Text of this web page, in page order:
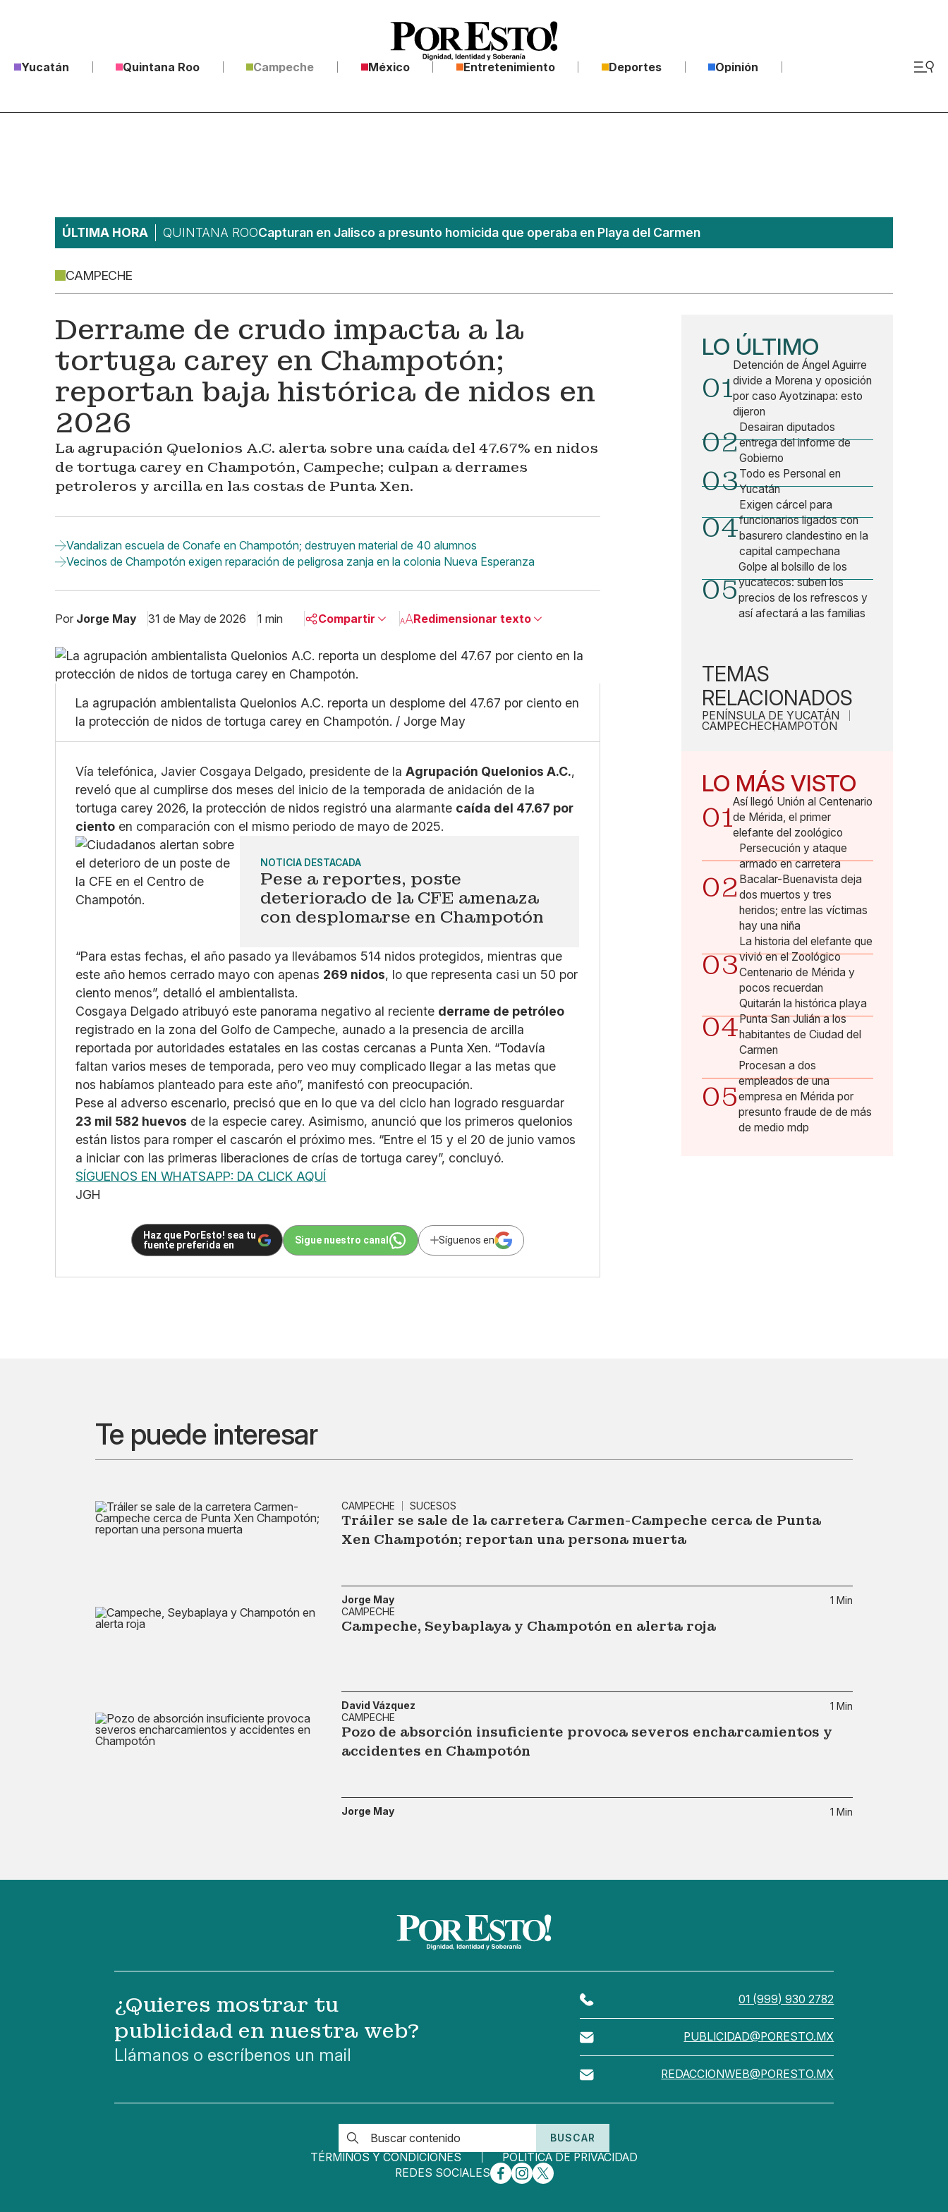
Yucatán Quintana Roo Campeche México Entretenimiento Deportes Opinión
ÚLTIMA HORA QUINTANA ROOCapturan en Jalisco a presunto homicida que operaba en Playa del Carmen
CAMPECHE
Derrame de crudo impacta a la
tortuga carey en Champotón;
reportan baja histórica de nidos en
2026
La agrupación Quelonios A.C. alerta sobre una caída del 47.67% en nidos
de tortuga carey en Champotón, Campeche; culpan a derrames
petroleros y arcilla en las costas de Punta Xen.
Vandalizan escuela de Conafe en Champotón; destruyen material de 40 alumnos
Vecinos de Champotón exigen reparación de peligrosa zanja en la colonia Nueva Esperanza
Por Jorge May 31 de May de 2026 1 min Compartir
Linkedin
Facebook
Whatsapp
Copiar enlace
Redimensionar texto
Pequeño
La agrupación ambientalista Quelonios A.C. reporta un desplome del 47.67 por ciento en
la protección de nidos de tortuga carey en Champotón. / Jorge May
Vía telefónica, Javier Cosgaya Delgado, presidente de laAgrupación Quelonios A.C.,
reveló que al cumplirse dos meses del inicio de la temporada de anidación de la
tortuga carey 2026, la protección de nidos registró una alarmante caída del 47.67 por
ciento en comparación con el mismo periodo de mayo de 2025.
NOTICIA DESTACADA
Pese a reportes, poste
deteriorado de la CFE amenaza
con desplomarse en Champotón
“Para estas fechas, el año pasado ya llevábamos 514 nidos protegidos, mientras que
este año hemos cerrado mayo con apenas 269 nidos, lo que representa casi un 50 por
ciento menos”, detalló el ambientalista.
Cosgaya Delgado atribuyó este panorama negativo al reciente derrame de petróleo
registrado en la zona del Golfo de Campeche, aunado a la presencia de arcilla
reportada por autoridades estatales en las costas cercanas a Punta Xen. “Todavía
faltan varios meses de temporada, pero veo muy complicado llegar a las metas que
nos habíamos planteado para este año”, manifestó con preocupación.
Pese al adverso escenario, precisó que en lo que va del ciclo han logrado resguardar
23 mil 582 huevos de la especie carey. Asimismo, anunció que los primeros quelonios
están listos para romper el cascarón el próximo mes. “Entre el 15 y el 20 de junio vamos
a iniciar con las primeras liberaciones de crías de tortuga carey”, concluyó.
SÍGUENOS EN WHATSAPP: DA CLICK AQUÍ
JGH
Haz que PorEsto! sea tu
fuente preferida en
Sigue nuestro canal Síguenos en
LO ÚLTIMO
01
Detención de Ángel Aguirre
divide a Morena y oposición
por caso Ayotzinapa: esto
dijeron
02Desairan diputados
entrega del informe de
Gobierno
03Todo es Personal en
Yucatán
04
Exigen cárcel para
funcionarios ligados con
basurero clandestino en la
capital campechana
05
Golpe al bolsillo de los
yucatecos: suben los
precios de los refrescos y
así afectará a las familias
TEMAS
RELACIONADOS
PENÍNSULA DE YUCATÁN
CAMPECHECHAMPOTÓN
LO MÁS VISTO
01Así llegó Unión al Centenario
de Mérida, el primer
elefante del zoológico
02
Persecución y ataque
armado en carretera
Bacalar-Buenavista deja
dos muertos y tres
heridos; entre las víctimas
hay una niña
03
La historia del elefante que
vivió en el Zoológico
Centenario de Mérida y
pocos recuerdan
04
Quitarán la histórica playa
Punta San Julián a los
habitantes de Ciudad del
Carmen
05
Procesan a dos
empleados de una
empresa en Mérida por
presunto fraude de de más
de medio mdp
Te puede interesar
CAMPECHE SUCESOS
Tráiler se sale de la carretera Carmen-Campeche cerca de Punta
Xen Champotón; reportan una persona muerta
Jorge May
1 Min
CAMPECHE
Campeche, Seybaplaya y Champotón en alerta roja
David Vázquez
1 Min
CAMPECHE
Pozo de absorción insuficiente provoca severos encharcamientos y
accidentes en Champotón
Jorge May 1 Min
¿Quieres mostrar tu
publicidad en nuestra web?
Llámanos o escríbenos un mail
01 (999) 930 2782
PUBLICIDAD@PORESTO.MX
REDACCIONWEB@PORESTO.MX
BUSCAR
TÉRMINOS Y CONDICIONES
POLÍTICA DE PRIVACIDAD
REDES SOCIALES